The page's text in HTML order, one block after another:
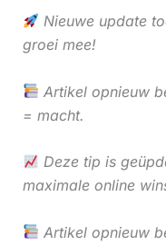
Nieuwe update
groei mee!
Artikel opnieuw
= macht.
Deze tip is
maximale online
Artikel opnieuw